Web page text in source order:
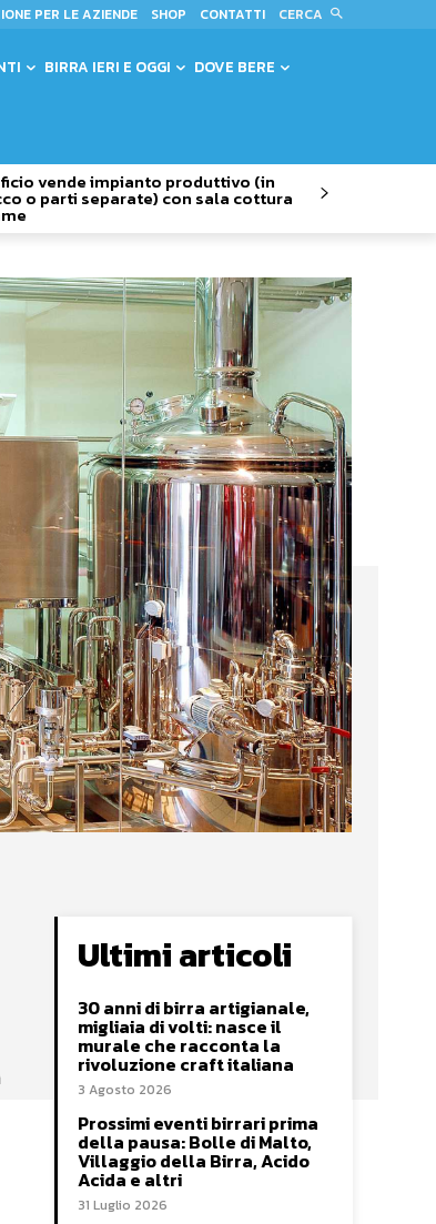
PER LE AZIENDE SHOP CONTATTI CERCA
BIRRA IERI E OGGI DOVE BERE
vende impianto produttivo (in
o parti separate) con sala cottura
Ultimi articoli
30 anni di birra artigianale,
migliaia di volti: nasce il
murale che racconta la
rivoluzione craft italiana
3 Agosto 2026
Prossimi eventi birrari prima
della pausa: Bolle di Malto,
Villaggio della Birra, Acido
Acida e altri
31 Luglio 2026